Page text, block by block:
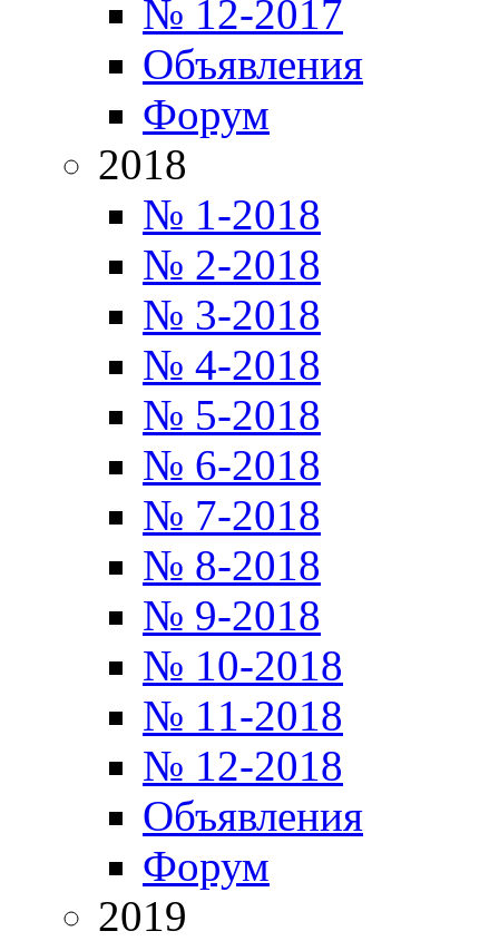
№ 12-2017
Объявления
Форум
2018
№ 1-2018
№ 2-2018
№ 3-2018
№ 4-2018
№ 5-2018
№ 6-2018
№ 7-2018
№ 8-2018
№ 9-2018
№ 10-2018
№ 11-2018
№ 12-2018
Объявления
Форум
2019